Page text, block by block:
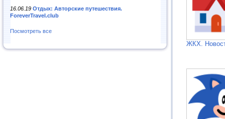
16.06.19 Отдых: Авторские путешествия.
ForeverTravel.club
Посмотреть все
ЖКХ.